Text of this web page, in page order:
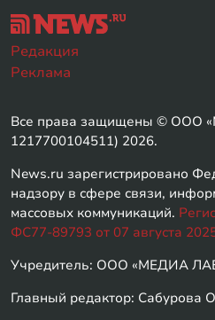
Редакция
Реклама
Все права защищены © ООО
1217700104511) 2026.
News.ru зарегистрировано
надзору в сфере связи,
массовых коммуникаций.
ФС77-89793 от 07 августа
Учредитель: ООО «МЕДИА
Главный редактор: Сабурова